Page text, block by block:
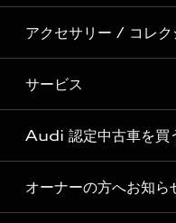
Audi Sport
Formula 1®
デジタルサービス
新車在庫検索
試乗車・展示車検索
見積り依頼
試乗予約
モデル一覧
特別仕様モデル / 限定モデ
e-tronラインアップ
価格シミュレーション
車両比較
アクセサリー / コレク
純正アクセサリー
オンラインショップ
Audi collection
アウディナビアプリ
サービス
サービス入庫予約
サービスプログラム
メンテナンス
Audi 認定中古車を買
Audi認定中古車
オーナーの方へお知ら